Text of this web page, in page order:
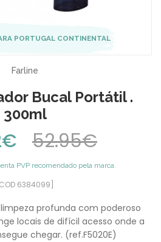
PORTUGAL CONTINENTAL
Farline
Bucal Portátil .
300ml
52.95€
PVP recomendado pela marca.
[COD 6384099]
profunda com poderoso
locais de difícil acesso onde a
chegar. (ref.F5020E)